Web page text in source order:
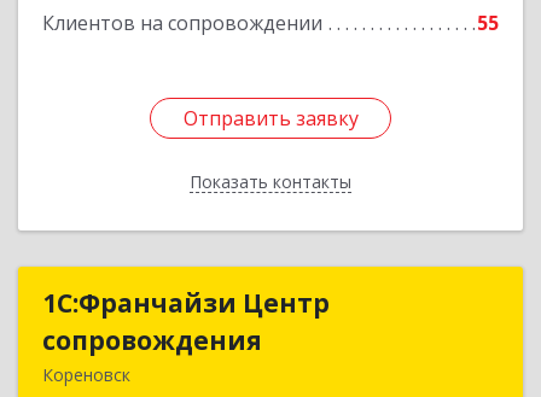
Клиентов на сопровождении 55
Отправить заявку
Показать контакты
Отправить заявку
Назад
1С:Франчайзи Центр
сопровождения
Кореновск
1С:Франчайзи Центр